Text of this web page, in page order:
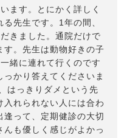
ます。とにかく詳しく
先生です。1年の間、
きました。通院だけで
す。先生は動物好きの子
緒に連れて行くのです
かり答えてくださいま
はっきりダメという先
れられない人には合わ
逢って、定期健診の大切
も優しく感じがよかっ